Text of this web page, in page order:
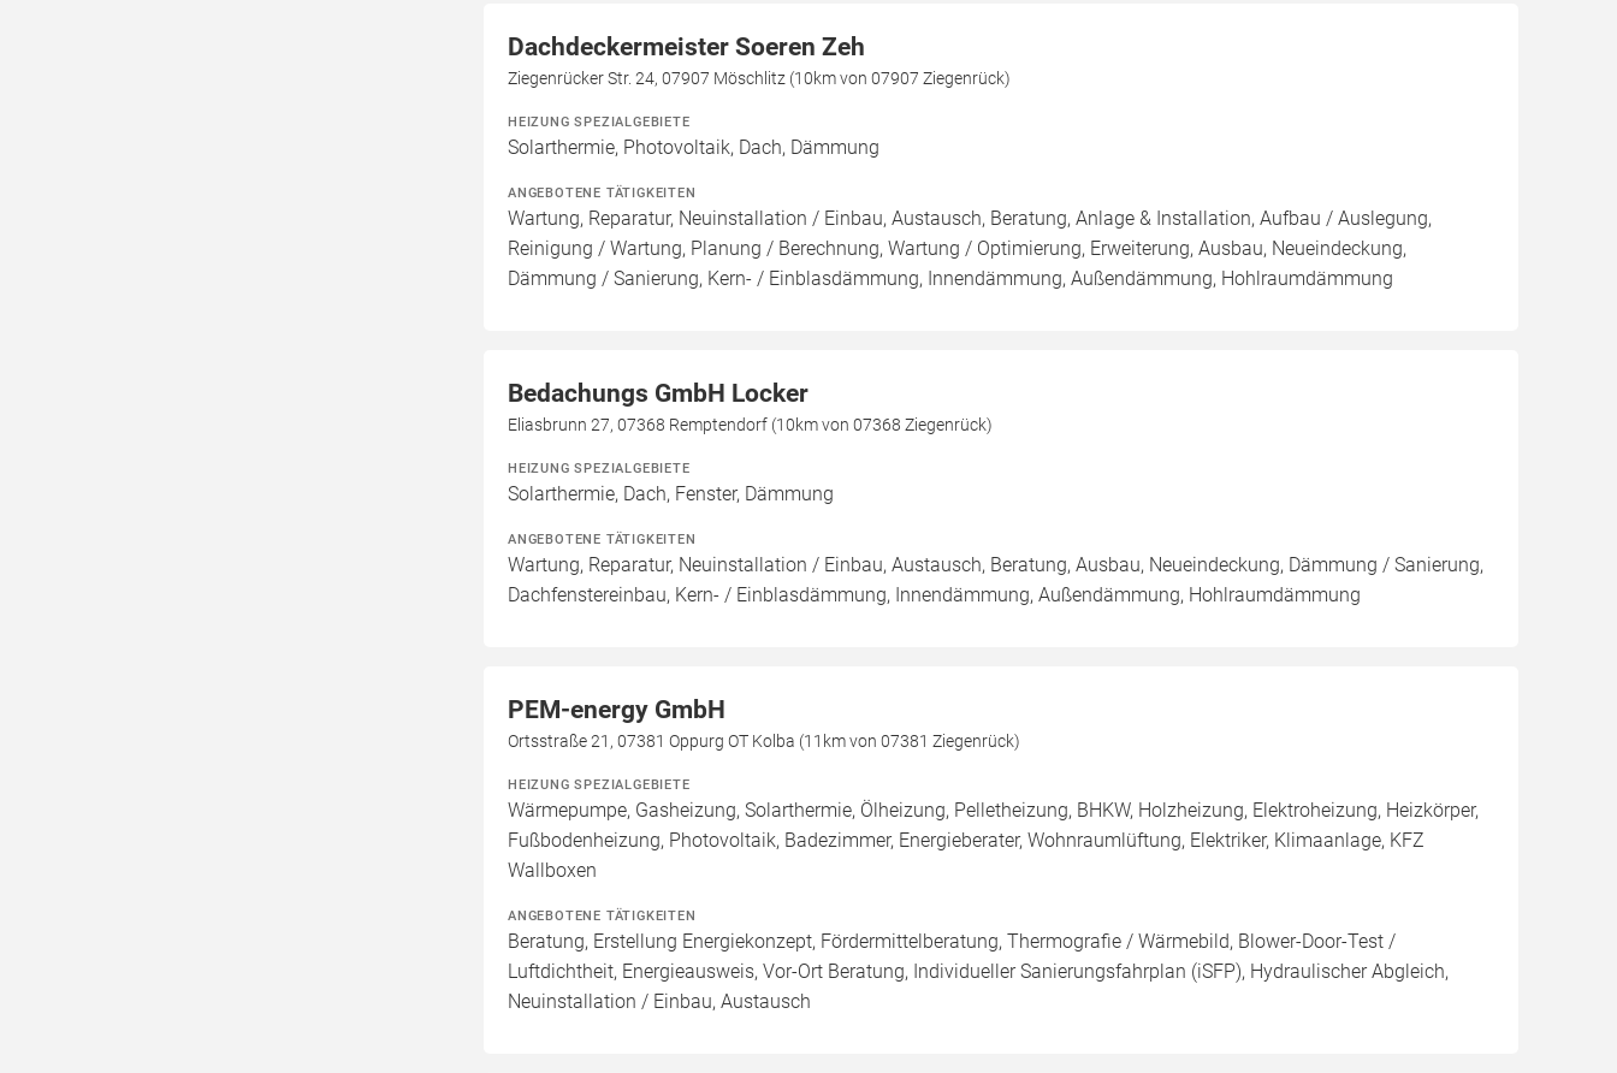
Dachdeckermeister Soeren Zeh
Ziegenrücker Str. 24, 07907 Möschlitz (10km von 07907 Ziegenrück)
HEIZUNG SPEZIALGEBIETE
Solarthermie, Photovoltaik, Dach, Dämmung
ANGEBOTENE TÄTIGKEITEN
Wartung, Reparatur, Neuinstallation / Einbau, Austausch, Beratung, Anlage & Installation, Aufbau / Auslegung,
Reinigung / Wartung, Planung / Berechnung, Wartung / Optimierung, Erweiterung, Ausbau, Neueindeckung,
Dämmung / Sanierung, Kern- / Einblasdämmung, Innendämmung, Außendämmung, Hohlraumdämmung
Bedachungs GmbH Locker
Eliasbrunn 27, 07368 Remptendorf (10km von 07368 Ziegenrück)
HEIZUNG SPEZIALGEBIETE
Solarthermie, Dach, Fenster, Dämmung
ANGEBOTENE TÄTIGKEITEN
Wartung, Reparatur, Neuinstallation / Einbau, Austausch, Beratung, Ausbau, Neueindeckung, Dämmung / Sanierung,
Dachfenstereinbau, Kern- / Einblasdämmung, Innendämmung, Außendämmung, Hohlraumdämmung
PEM-energy GmbH
Ortsstraße 21, 07381 Oppurg OT Kolba (11km von 07381 Ziegenrück)
HEIZUNG SPEZIALGEBIETE
Wärmepumpe, Gasheizung, Solarthermie, Ölheizung, Pelletheizung, BHKW, Holzheizung, Elektroheizung, Heizkörper,
Fußbodenheizung, Photovoltaik, Badezimmer, Energieberater, Wohnraumlüftung, Elektriker, Klimaanlage, KFZ
Wallboxen
ANGEBOTENE TÄTIGKEITEN
Beratung, Erstellung Energiekonzept, Fördermittelberatung, Thermografie / Wärmebild, Blower-Door-Test /
Luftdichtheit, Energieausweis, Vor-Ort Beratung, Individueller Sanierungsfahrplan (iSFP), Hydraulischer Abgleich,
Neuinstallation / Einbau, Austausch